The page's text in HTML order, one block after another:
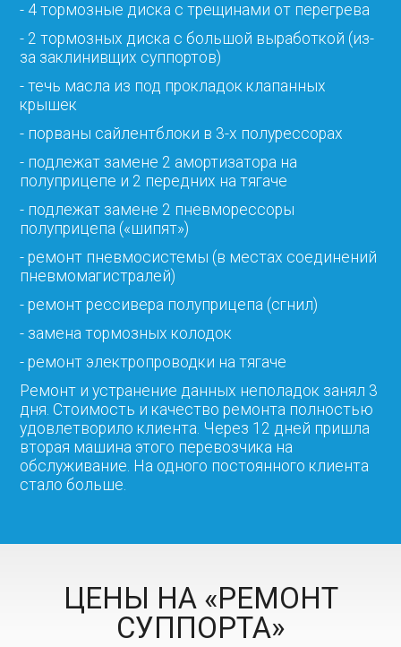
- 4 тормозные диска с трещинами от перегрева
- 2 тормозных диска с большой выработкой (из-
за заклинивщих суппортов)
- течь масла из под прокладок клапанных
крышек
- порваны сайлентблоки в 3-х полурессорах
- подлежат замене 2 амортизатора на
полуприцепе и 2 передних на тягаче
- подлежат замене 2 пневморессоры
полуприцепа («шипят»)
- ремонт пневмосистемы (в местах соединений
пневмомагистралей)
- ремонт рессивера полуприцепа (сгнил)
- замена тормозных колодок
- ремонт электропроводки на тягаче
Ремонт и устранение данных неполадок занял 3
дня. Стоимость и качество ремонта полностью
удовлетворило клиента. Через 12 дней пришла
вторая машина этого перевозчика на
обслуживание. На одного постоянного клиента
стало больше.
ЦЕНЫ НА «РЕМОНТ
СУППОРТА»